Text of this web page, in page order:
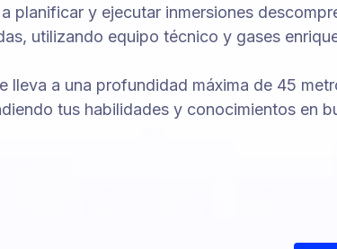
planificar y ejecutar inmersiones
utilizando equipo técnico y gases
lleva a una profundidad máxima de 45
tus habilidades y conocimientos en